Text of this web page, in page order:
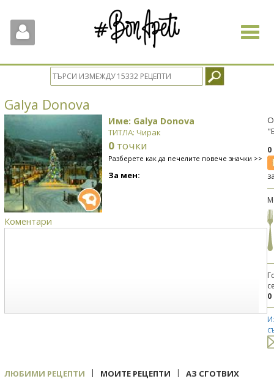
Toggle
Galya Donova
Име: Galya Donova
ТИТЛА: Чирак
0 точки
Разберете как да печелите повече значки >>
За мен:
Коментари
0
ЛЮБИМИ РЕЦЕПТИ | МОИТЕ РЕЦЕПТИ | АЗ СГОТВИХ